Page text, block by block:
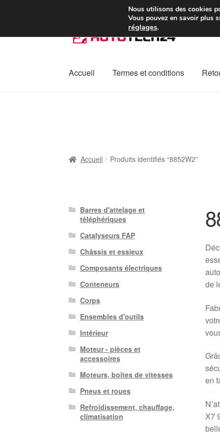
Colissimo livraison à
à
navigation
au
Accueil
Termes et conditions
Accueil Produits identifiés “8852W2”
de
en
X7
Barres d'attelage et
téléphériques
Catalyseurs FAP
Châssis et essieux
Composants électriques
Conteneurs
Corps
Ensembles d'outils
Intérieur
Moteur - pièces et
accessoires
Moteurs, boîtes de vitesses
Pneus et roues
Refroidissement, chauffage,
climatisation
Nous utilisons des cookies
Vous pouvez en savoir plus
réglages.